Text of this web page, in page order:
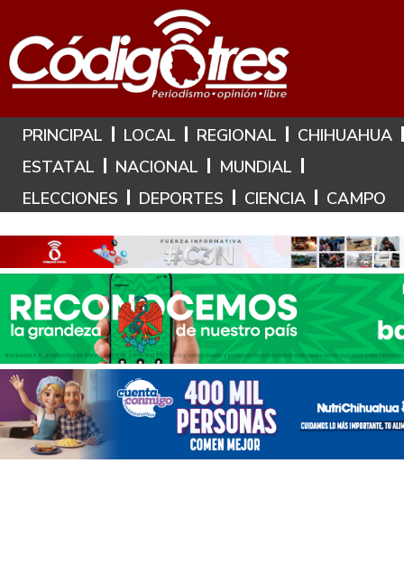
Hoy es: 8 de Agosto de 2026
PRINCIPAL LOCAL REGIONAL
CHIHUAHUA
ESTATAL
NACIONAL
MUNDIAL
ELECCIONES
DEPORTES CIENCIA CAMPO